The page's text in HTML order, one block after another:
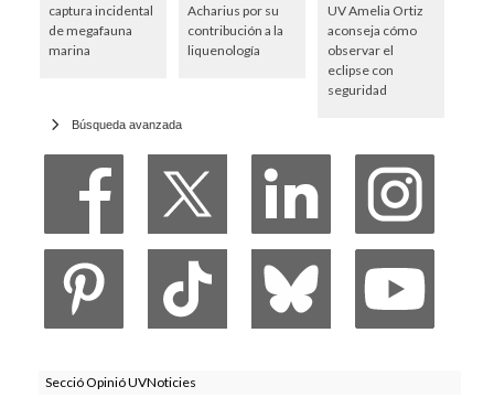
captura incidental
de megafauna
marina
Acharius por su
contribución a la
liquenología
UV Amelia Ortiz
aconseja cómo
observar el
eclipse con
seguridad
Búsqueda avanzada
Secció Opinió UVNoticies